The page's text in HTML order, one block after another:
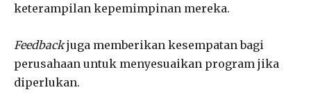
keterampilan kepemimpinan mereka.
Feedbackjuga memberikan kesempatan bagi
perusahaan untuk menyesuaikan program jika
diperlukan.